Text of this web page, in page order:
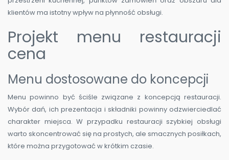
klientów ma istotny wpływ na płynność obsługi.
Projekt menu restauracji
cena
Menu dostosowane do koncepcji
Menu powinno być ściśle związane z koncepcją restauracji.
Wybór dań, ich prezentacja i składniki powinny odzwierciedlać
charakter miejsca. W przypadku restauracji szybkiej obsługi
warto skoncentrować się na prostych, ale smacznych posiłkach,
które można przygotować w krótkim czasie.